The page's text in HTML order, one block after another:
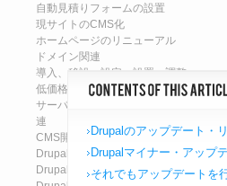
Drupalのアップデート・
Drupalマイナー・アップ
それでもアップデートを
自動見積りフォームの設置
現サイトのCMS化
ホームページのリニューアル
ドメイン関連
導入、移設、設定、設置、調整
低価格ホームページの導入・設置
サーバ運営・保守、ホスティング関
連
CMS開発関連
Drupal7のアップデート
Drupal8のアップデート